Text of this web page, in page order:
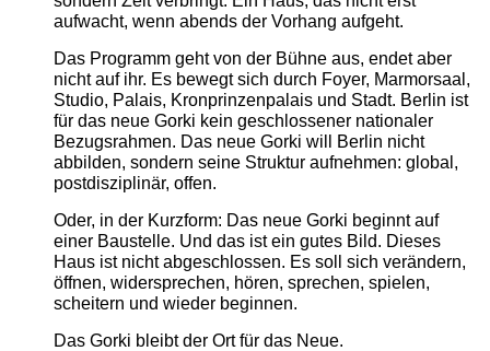
aufwacht, wenn abends der Vorhang aufgeht.
Das Programm geht von der Bühne aus, endet aber
nicht auf ihr. Es bewegt sich durch Foyer, Marmorsaal,
Studio, Palais, Kronprinzenpalais und Stadt. Berlin ist
für das neue Gorki kein geschlossener nationaler
Bezugsrahmen. Das neue Gorki will Berlin nicht
abbilden, sondern seine Struktur aufnehmen: global,
postdisziplinär, offen.
Oder, in der Kurzform: Das neue Gorki beginnt auf
einer Baustelle. Und das ist ein gutes Bild. Dieses
Haus ist nicht abgeschlossen. Es soll sich verändern,
öffnen, widersprechen, hören, sprechen, spielen,
scheitern und wieder beginnen.
Das Gorki bleibt der Ort für das Neue.